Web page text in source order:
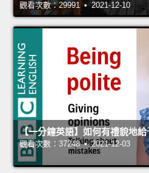
觀看次數：29991 • 2021-12-10
【一分鐘英語】如何有禮貌地
觀看次數：37248 • 2021-12-03